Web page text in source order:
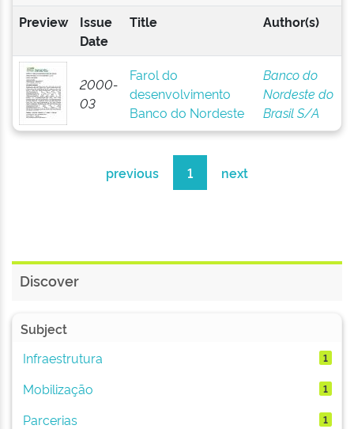
Preview
Issue
Date
Title Author(s)
2000-
03
Farol do
desenvolvimento
Banco do Nordeste
Banco do
Nordeste do
Brasil S/A
previous 1 next
Discover
Subject
Infraestrutura
1
Mobilização 1
Parcerias 1